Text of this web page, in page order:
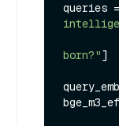
queries
born?"]